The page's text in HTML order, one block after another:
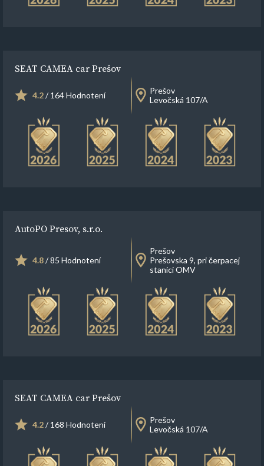
SEAT CAMEA car Prešov
4.2/ 164 Hodnotení
Prešov
Levočská 107/A
AutoPO Presov, s.r.o.
4.8/ 85 Hodnotení
Prešov
Prešovska 9, pri čerpacej
stanici OMV
SEAT CAMEA car Prešov
4.2/ 168 Hodnotení
Prešov
Levočská 107/A